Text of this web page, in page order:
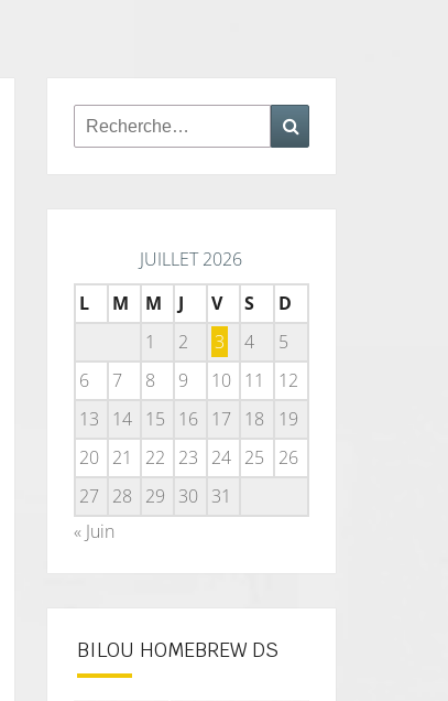
Rechercher :
JUILLET 2026
L
M M J V S
D
1
2 3 4
5
6
7 8 9 10 11
12
13
14 15 16 17 18
19
20
21 22 23 24 25
26
27
28 29 30
31
« Juin
BILOU HOMEBREW DS